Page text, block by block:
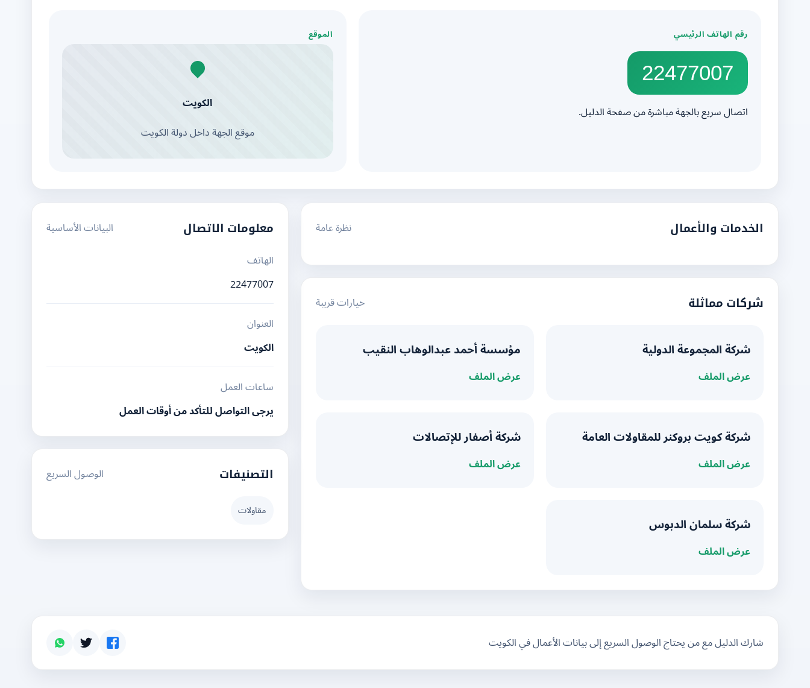
رقم الهاتف الرئيسي
22477007
اتصال سريع بالجهة مباشرة من صفحة الدليل.
الموقع
الكويت
موقع الجهة داخل دولة الكويت
الخدمات والأعمال نظرة عامة
شركات مماثلة خيارات قريبة
شركة المجموعة الدولية
عرض الملف
مؤسسة أحمد عبدالوهاب النقيب
عرض الملف
شركة كويت بروكنر للمقاولات العامة
عرض الملف
شركة أصفار للإتصالات
عرض الملف
شركة سلمان الدبوس
عرض الملف
معلومات الاتصال
البيانات الأساسية
الهاتف
22477007
العنوان
الكويت
ساعات العمل
يرجى التواصل للتأكد من أوقات العمل
التصنيفات الوصول السريع
مقاولات
شارك الدليل مع من يحتاج الوصول السريع إلى بيانات الأعمال في الكويت